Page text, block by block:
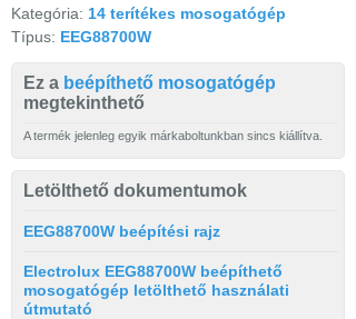
Kategória: 14 terítékes mosogatógép
Típus: EEG88700W
Ez a beépíthető mosogatógép
megtekinthető
A termék jelenleg egyik márkaboltunkban sincs kiállítva.
Letölthető dokumentumok
EEG88700W beépítési rajz
Electrolux EEG88700W beépíthető
mosogatógép letölthető használati
útmutató